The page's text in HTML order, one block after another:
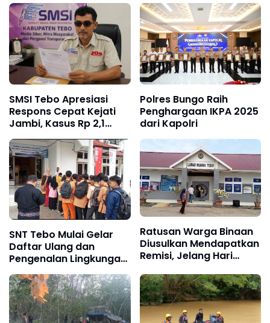
SMSI Tebo Apresiasi
Respons Cepat Kejati
Jambi, Kasus Rp 2,1
Kembali Disorot
Polres Bungo Raih
Penghargaan IKPA 2025
dari Kapolri
SNT Tebo Mulai Gelar
Daftar Ulang dan
Pengenalan Lingkungan
Sekolah, Puluhan Calon
Siswa Hadir Bersama
Orang Tua
Ratusan Warga Binaan
Diusulkan Mendapatkan
Remisi, Jelang Hari